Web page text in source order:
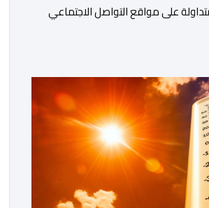
على مواقع التواصل الاجتماعي
غير قانوني. وحسب مصادر مطلعة، فقد
المنجزة عن تحديد هوية المشتبه فيه
أنه كان يشرف […]